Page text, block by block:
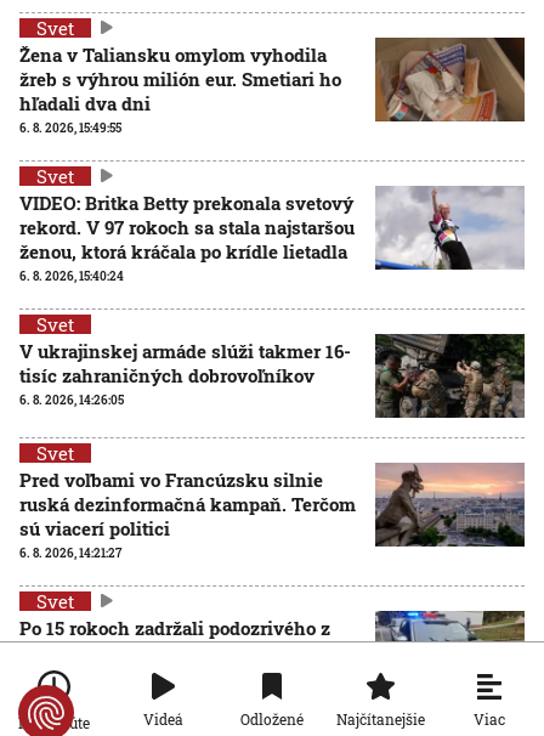
Svet
Žena v Taliansku omylom vyhodila
žreb s výhrou milión eur. Smetiari ho
hľadali dva dni
6. 8. 2026, 15:49:55
Svet
VIDEO: Britka Betty prekonala svetový
rekord. V 97 rokoch sa stala najstaršou
ženou, ktorá kráčala po krídle lietadla
6. 8. 2026, 15:40:24
Svet
V ukrajinskej armáde slúži takmer 16-
tisíc zahraničných dobrovoľníkov
6. 8. 2026, 14:26:05
Svet
Pred voľbami vo Francúzsku silnie
ruská dezinformačná kampaň. Terčom
sú viacerí politici
6. 8. 2026, 14:21:27
Svet
Po 15 rokoch zadržali podozrivého z
dôkazom bola zhoda DNA
6. 8. 2026, 13:51:58
Po minúte Videá Odložené Najčítanejšie Viac